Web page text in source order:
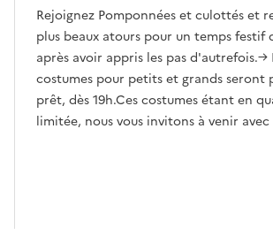
Rejoignez Pomponnées et culottés et
plus beaux atours pour un temps festif
après avoir appris les pas d'autrefois.→
costumes pour petits et grands seront
prêt, dès 19h.Ces costumes étant en
limitée, nous vous invitons à venir